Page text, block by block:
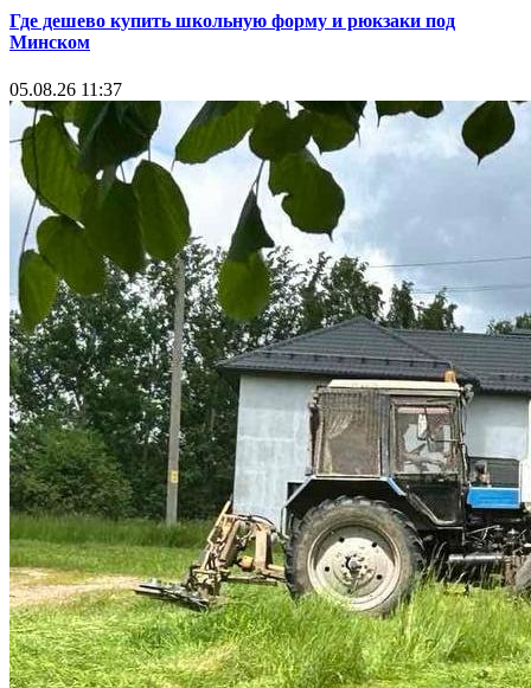
Где дешево купить школьную форму и рюкзаки под
Минском
05.08.26 11:37